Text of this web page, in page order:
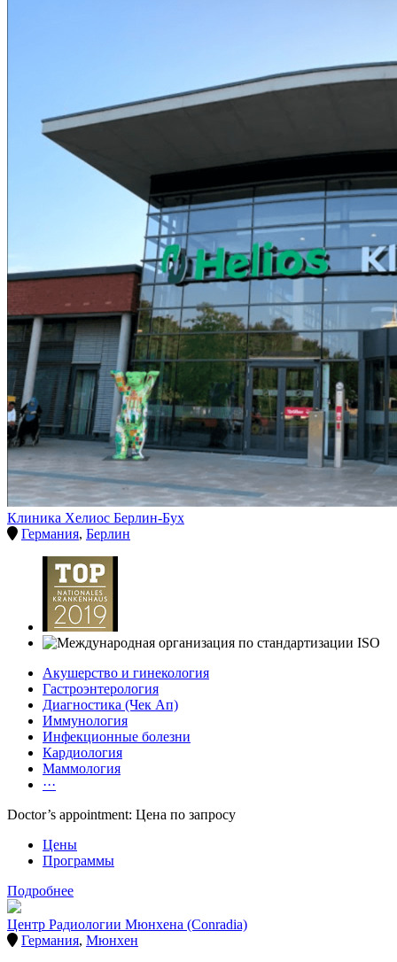
Клиника Хелиос Берлин-Бух
Германия, Берлин
Акушерство и гинекология
Гастроэнтерология
Диагностика (Чек Ап)
Иммунология
Инфекционные болезни
Кардиология
Маммология
···
Doctor’s appointment: Цена по запросу
Цены
Программы
Подробнее
Центр Радиологии Мюнхена (Conradia)
Германия, Мюнхен